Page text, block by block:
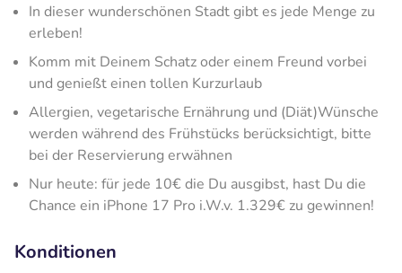
In dieser wunderschönen Stadt gibt es jede Menge zu
erleben!
Komm mit Deinem Schatz oder einem Freund vorbei
und genießt einen tollen Kurzurlaub
Allergien, vegetarische Ernährung und (Diät)Wünsche
werden während des Frühstücks berücksichtigt, bitte
bei der Reservierung erwähnen
Nur heute: für jede 10€ die Du ausgibst, hast Du die
Chance ein iPhone 17 Pro i.W.v. 1.329€ zu gewinnen!
Konditionen